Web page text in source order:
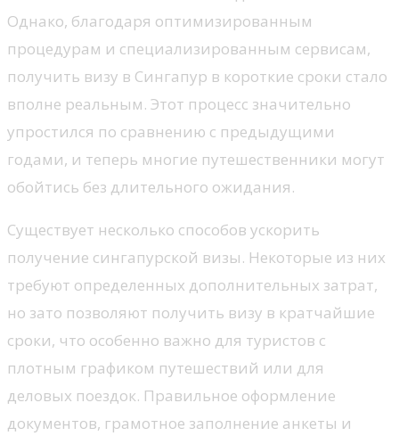
Однако, благодаря оптимизированным
процедурам и специализированным сервисам,
получить визу в Сингапур в короткие сроки стало
вполне реальным. Этот процесс значительно
упростился по сравнению с предыдущими
годами, и теперь многие путешественники могут
обойтись без длительного ожидания.
Существует несколько способов ускорить
получение сингапурской визы. Некоторые из них
требуют определенных дополнительных затрат,
но зато позволяют получить визу в кратчайшие
сроки, что особенно важно для туристов с
плотным графиком путешествий или для
деловых поездок. Правильное оформление
документов, грамотное заполнение анкеты и